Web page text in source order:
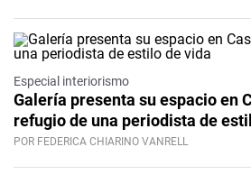
Especial interiorismo
Galería presenta su espacio en
refugio de una periodista de
POR FEDERICA CHIARINO VANRELL